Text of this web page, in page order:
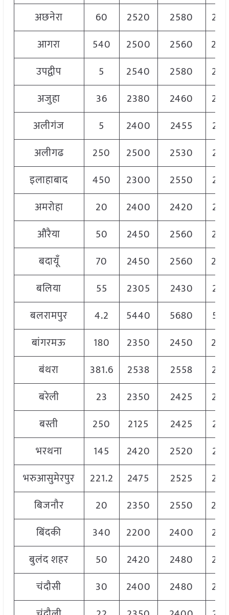
अछनेरा
60 2520 2580
आगरा
540 2500 2560
उपद्वीप
5 2540 2580
अजुहा
36 2380 2460
अलीगंज
5 2400 2455
अलीगढ
250 2500 2530
इलाहाबाद
450 2300 2550
अमरोहा
20 2400 2420
औरैया
50 2450 2560
बदायूँ
70 2450 2560
बलिया
55 2305 2430
बलरामपुर
4.2 5440 5680
बांगरमऊ
180 2350 2450
बंथरा
381.6 2538 2558
बरेली
23 2350 2425
बस्ती
250 2125 2425
भरथना
145 2420 2520
भरुआसुमेरपुर
221.2 2475 2525
बिजनौर
20 2350 2550
बिंदकी
340 2200 2400
बुलंद शहर
50 2420 2480
चंदौसी
30 2400 2480